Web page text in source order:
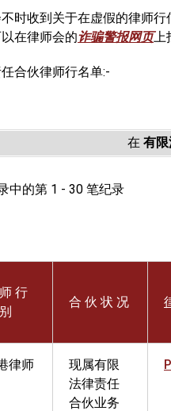
时收到关于在虚假的律师
在律师会的诈骗警报网页上
合伙律师行名单:-
在 有
中的第 1 - 30 笔纪录
行
合 伙 状 况
律师
现属有限
法律责任
合伙业务